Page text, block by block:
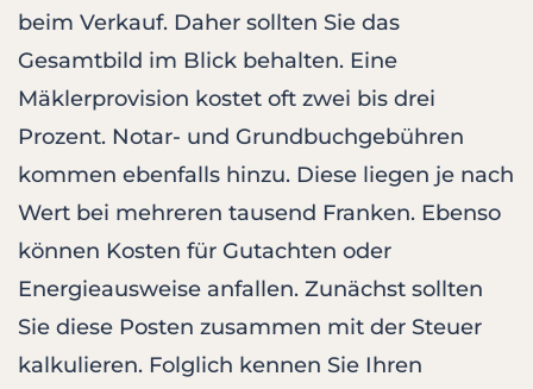
beim Verkauf. Daher sollten Sie das
Gesamtbild im Blick behalten. Eine
Mäklerprovision kostet oft zwei bis drei
Prozent. Notar- und Grundbuchgebühren
kommen ebenfalls hinzu. Diese liegen je nach
Wert bei mehreren tausend Franken. Ebenso
können Kosten für Gutachten oder
Energieausweise anfallen. Zunächst sollten
Sie diese Posten zusammen mit der Steuer
kalkulieren. Folglich kennen Sie Ihren